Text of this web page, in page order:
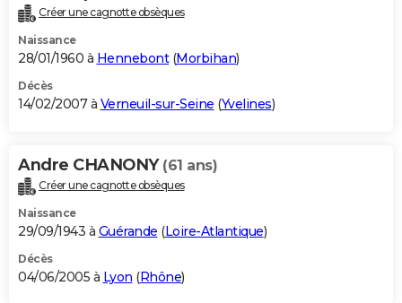
Créer une cagnotte obsèques
Naissance
28/01/1960 à Hennebont(Morbihan)
Décès
14/02/2007 à Verneuil-sur-Seine (Yvelines)
Andre CHANONY (61 ans)
Créer une cagnotte obsèques
Naissance
29/09/1943 à Guérande (Loire-Atlantique)
Décès
04/06/2005 à Lyon (Rhône)